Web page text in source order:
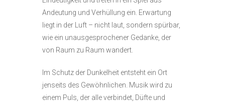
Andeutung und Verhüllung ein. Erwartung
liegt in der Luft – nicht laut, sondern spürbar,
wie ein unausgesprochener Gedanke, der
von Raum zu Raum wandert.
Im Schutz der Dunkelheit entsteht ein Ort
jenseits des Gewöhnlichen. Musik wird zu
einem Puls, der alle verbindet, Düfte und